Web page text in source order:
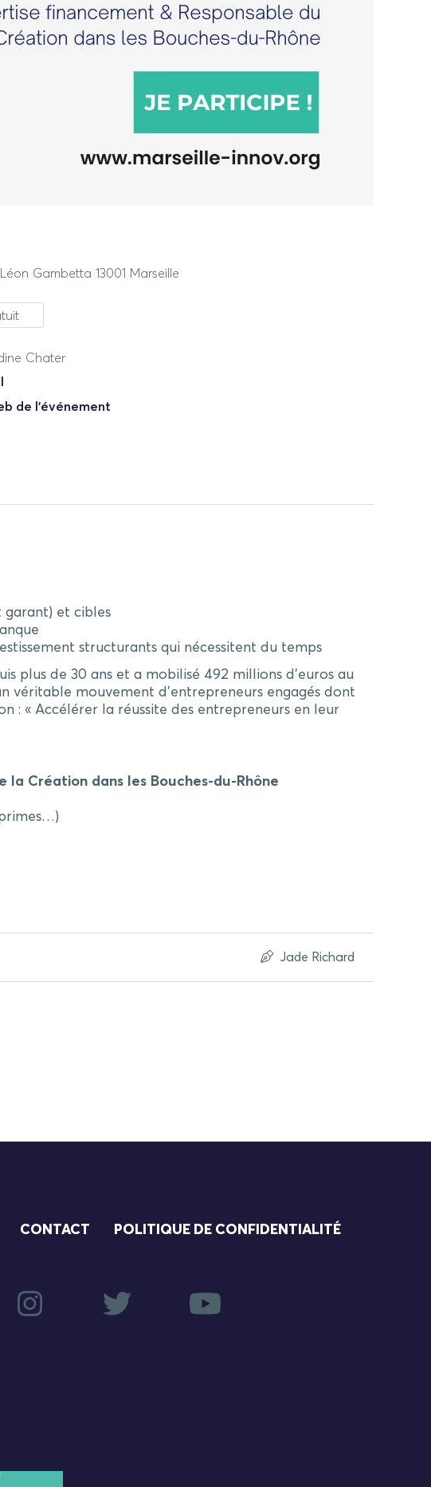
Gambetta 13001 Marseille
Chater
de l'événement
garant) et cibles
structurants qui nécessitent du temps
plus de 30 ans et a mobilisé 492 millions d’euros au
véritable mouvement d’entrepreneurs engagés dont
: « Accélérer la réussite des entrepreneurs en leur
la Création dans les Bouches-du-Rhône
Jade Richard
CONTACT POLITIQUE DE CONFIDENTIALITÉ